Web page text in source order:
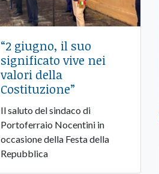
“2 giugno, il suo
significato vive nei
valori della
Costituzione”
Il saluto del sindaco di
Portoferraio Nocentini in
occasione della Festa della
Repubblica